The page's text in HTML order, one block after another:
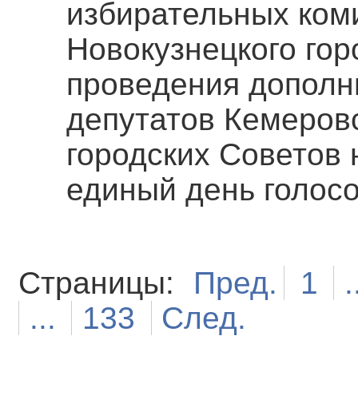
избирательных
Новокузнецкого
проведения
депутатов
городских
единый день
Страницы: Пред. 1
...
133 След.